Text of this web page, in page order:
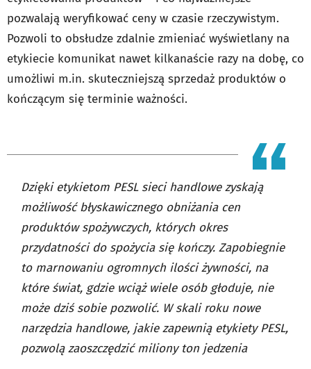
pozwalają weryfikować ceny w czasie rzeczywistym.
Pozwoli to obsłudze zdalnie zmieniać wyświetlany na
etykiecie komunikat nawet kilkanaście razy na dobę, co
umożliwi m.in. skuteczniejszą sprzedaż produktów o
kończącym się terminie ważności.
Dzięki etykietom PESL sieci handlowe zyskają
możliwość błyskawicznego obniżania cen
produktów spożywczych, których okres
przydatności do spożycia się kończy. Zapobiegnie
to marnowaniu ogromnych ilości żywności, na
które świat, gdzie wciąż wiele osób głoduje, nie
może dziś sobie pozwolić. W skali roku nowe
narzędzia handlowe, jakie zapewnią etykiety PESL,
pozwolą zaoszczędzić miliony ton jedzenia